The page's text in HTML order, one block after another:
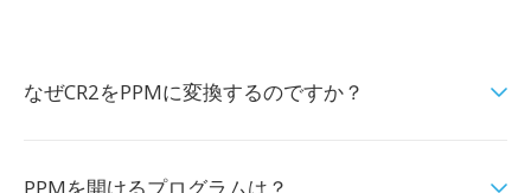
なぜCR2をPPMに変換するのですか？